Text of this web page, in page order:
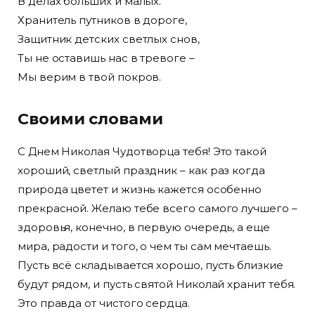
Хранитель путников в дороге,
Защитник детских светлых снов,
Ты не оставишь нас в тревоге –
Мы верим в твой покров.
Своими словами
С Днем Николая Чудотворца тебя! Это такой
хороший, светлый праздник – как раз когда
природа цветет и жизнь кажется особенно
прекрасной. Желаю тебе всего самого лучшего –
здоровья, конечно, в первую очередь, а еще
мира, радости и того, о чем ты сам мечтаешь.
Пусть всё складывается хорошо, пусть близкие
будут рядом, и пусть святой Николай хранит тебя.
Это правда от чистого сердца.